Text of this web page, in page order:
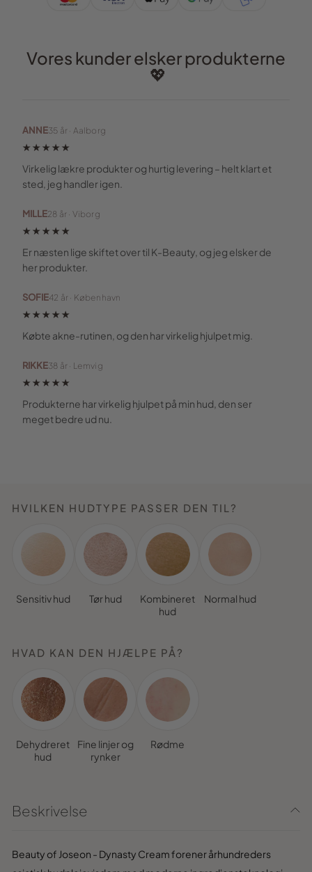
Vores kunder elsker produkterne
💖
ANNE35 år · Aalborg
★★★★★
Virkelig lækre produkter og hurtig levering – helt klart et
sted, jeg handler igen.
MILLE28 år · Viborg
★★★★★
Er næsten lige skiftet over til K-Beauty, og jeg elsker de
her produkter.
SOFIE42 år · København
★★★★★
Købte akne-rutinen, og den har virkelig hjulpet mig.
RIKKE38 år · Lemvig
★★★★★
Produkterne har virkelig hjulpet på min hud, den ser
meget bedre ud nu.
Beskrivelse
Beauty of Joseon - Dynasty Cream forener århundreders
HVILKEN HUDTYPE PASSER DEN TIL?
Sensitiv hud Tør hud
Kombineret
hud
Normal hud
HVAD KAN DEN HJÆLPE PÅ?
Dehydreret
hud
Fine linjer og
rynker
Rødme